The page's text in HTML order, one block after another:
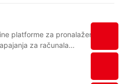
važno je uzeti u obzir značajke i prednosti svake platforme kako biste pronašli najboljeg dobavljača za svoje specifične potrebe. Korištenjem resursa i alata dostupnih na tim platformama možete pojednostaviti pretraživanje i s lakoćom pronaći renomirane proizvođače napajanja za računala. - Savjeti za odabir najboljeg dobavljača napajanja za računala na mreži Kada je u pitanju odabir najboljeg dobavljača napajanja za računala putem interneta, postoji nekoliko važnih čimbenika koje treba uzeti u obzir. S toliko dostupnih opcija na tržištu, može biti teško znati koji će dobavljač pružiti proizvode najbolje kvalitete po najkonkurentnijim cijenama. U ovom članku raspravljat ćemo o nekoliko savjeta za pronalaženje najboljeg dobavljača napajanja za računala putem interneta i istaknuti neke od najboljih platformi za nabavu ovih proizvoda. Jedan od najvažnijih čimbenika koje treba uzeti u obzir pri odabiru dobavljača napajanja za računalo je ugled tvrtke. Tražite dobavljače koji imaju povijest pružanja visokokvalitetnih proizvoda i izvrsne korisničke usluge. Čitanje recenzija i iskustava drugih kupaca može vam pomoći da steknete dojam o dosadašnjim rezultatima i pouzdanosti dobavljača. Još jedna važna stvar koju treba uzeti u obzir je asortiman proizvoda koje nudi dobavljač. Potražite dobavljača koji nudi širok izbor napajanja za računala, uključujući različite snage, oblike i ocjene učinkovitos